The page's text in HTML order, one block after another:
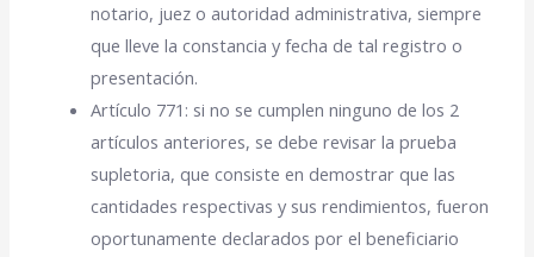
notario, juez o autoridad administrativa, siempre
que lleve la constancia y fecha de tal registro o
presentación.
Artículo 771: si no se cumplen ninguno de los 2
artículos anteriores, se debe revisar la prueba
supletoria, que consiste en demostrar que las
cantidades respectivas y sus rendimientos, fueron
oportunamente declarados por el beneficiario